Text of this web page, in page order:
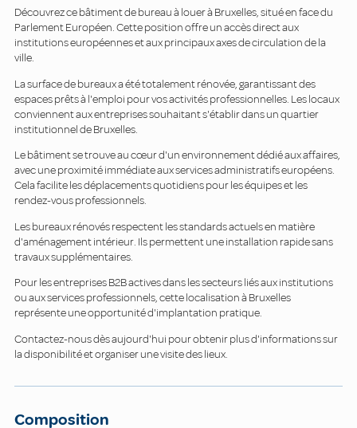
Découvrez ce bâtiment de bureau à louer à Bruxelles, situé en face du
Parlement Européen. Cette position offre un accès direct aux
institutions européennes et aux principaux axes de circulation de la
ville.
La surface de bureaux a été totalement rénovée, garantissant des
espaces prêts à l'emploi pour vos activités professionnelles. Les locaux
conviennent aux entreprises souhaitant s'établir dans un quartier
institutionnel de Bruxelles.
Le bâtiment se trouve au cœur d'un environnement dédié aux affaires,
avec une proximité immédiate aux services administratifs européens.
Cela facilite les déplacements quotidiens pour les équipes et les
rendez-vous professionnels.
Les bureaux rénovés respectent les standards actuels en matière
d'aménagement intérieur. Ils permettent une installation rapide sans
travaux supplémentaires.
Pour les entreprises B2B actives dans les secteurs liés aux institutions
ou aux services professionnels, cette localisation à Bruxelles
représente une opportunité d'implantation pratique.
Contactez-nous dès aujourd'hui pour obtenir plus d'informations sur
la disponibilité et organiser une visite des lieux.
Composition